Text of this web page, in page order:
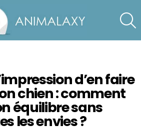
d’en faire
chien : comment
équilibre sans
les envies ?